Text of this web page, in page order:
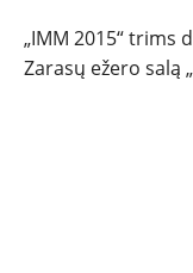
„IMM 2015“ trims
Zarasų ežero salą